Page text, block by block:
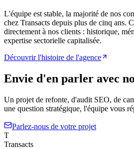
L'équipe est stable, la majorité de nos
chez Transacts depuis plus de cinq ans.
directement à nos clients : historique,
expertise sectorielle capitalisée.
Découvrir l'histoire de l'agence
Envie d'en parler avec
Un projet de refonte, d'audit SEO, de
une question stratégique, l'équipe vous
Parlez-nous de votre projet
T
Transacts